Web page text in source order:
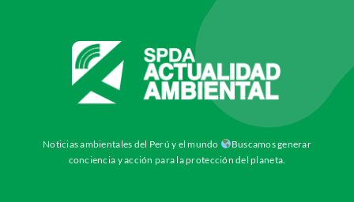
Noticias ambientales del Perú y el mundo
Buscamos generar
conciencia y acción para la protección del planeta.